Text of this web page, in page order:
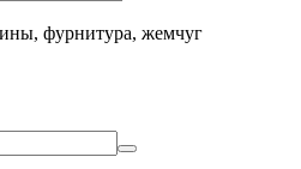
фурнитура, жемчуг